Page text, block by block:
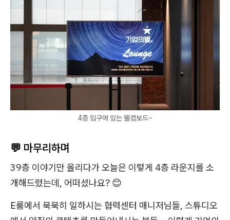
4층 입구에 있는 웰컴보드~
💬 마무리하며
39층 이야기만 올리다가 오늘은 이렇게 4층 라운지를 소
개해드렸는데, 어떠셨나요? 😊
E룸에서 묵묵히 일하시는 협력센터 매니저님들, 스튜디오